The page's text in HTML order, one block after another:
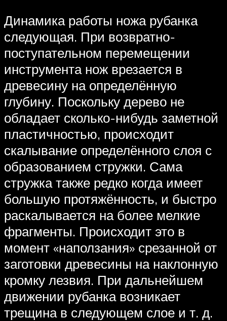
Динамика работы ножа рубанка
следующая. При возвратно-
поступательном перемещении
инструмента нож врезается в
древесину на определённую
глубину. Поскольку дерево не
обладает сколько-нибудь заметной
пластичностью, происходит
скалывание определённого слоя с
образованием стружки. Сама
стружка также редко когда имеет
большую протяжённость, и быстро
раскалывается на более мелкие
фрагменты. Происходит это в
момент «наползания» срезанной от
заготовки древесины на наклонную
кромку лезвия. При дальнейшем
движении рубанка возникает
трещина в следующем слое и т. д.